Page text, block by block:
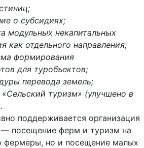
о субсидиях;
модульных некапитальных
как отдельного направления;
формирования
для туробъектов;
перевода земель;
туризм» (улучшено в
поддерживается организация
— посещение ферм и туризм на
фермеры, но и посещение малых